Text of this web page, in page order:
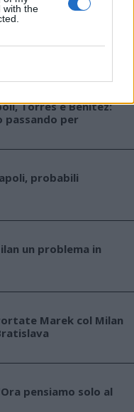
with the
ultime sulle
Torres e Benitez:
passando per
probabili
un problema in
Marek col Milan
pensiamo solo al